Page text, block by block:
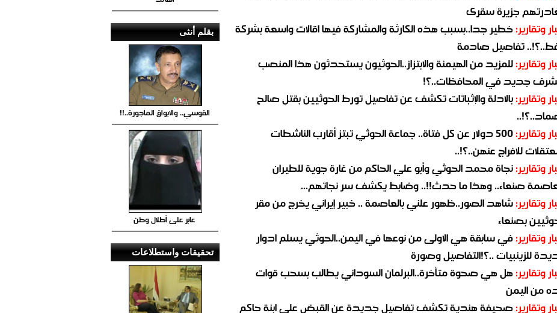
جزيرة سقرى
وتقارير:خطير جدا..بسبب هذه الكارثة والمشاركة فيها اقالات واسعة بشركة
تفاصيل صادمة
وتقارير:للمزيد من الهيمنة والابتزاز..الحوثيون يستحدثون هذا المنصب
جديد في المحافظات..؟!
وتقارير:بالادلة والإثباتات تكشف عن تفاصيل تورط الحوثيين بقتل صالح
وتقارير:
500 دولار عن كل فتاة.. جماعة الحوثي تبتز أقارب الناشطات
للافراج عنهن..؟!..
وتقارير:نجاة محمد الحوثي وأبو علي الحاكم من غارة جوية للطيران
صنعاء.. وهذا ما حدث!!.. وضابط يكشف سر نجاتهم...
وتقارير:شاهد الصور..ظهور علني بالعاصمة .. خبير إيراني يخرج من مقر
بصنعاء
وتقارير:في سابقة هي الاولى من نوعها في اليمن..الحوثي يسلم ادوار
للزينبيات ..؟!التفاصيل وصورة
وتقارير:هل هي صحوة متأخرة..البرلمان السوداني يطالب بسحب قوات
من اليمن
وتقارير:صحيفة هندية تكشف تفاصيل جديدة عن القبض على ابنة حاكم
بقلم أنثى
القوسي.. والابواق الماجورة..!!
عابر على أطلال وطن
تحقيقات واستطلاعات